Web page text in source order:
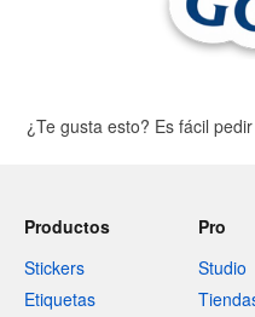
¿Te gusta esto? Es fácil pedir
Productos
Stickers
Etiquetas
Pro
Studio